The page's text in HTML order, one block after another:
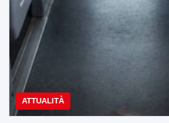
ATTUALITÀ